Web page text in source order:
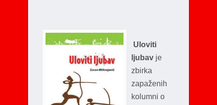
Uloviti
ljubav je
zbirka
zapaženih
kolumni o